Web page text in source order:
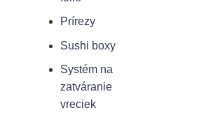
Prírezy
Sushi boxy
Systém na
zatváranie
vreciek